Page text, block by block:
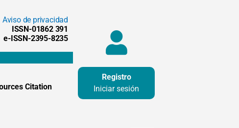
Aviso de privacidad
ISSN-01862 391
e-ISSN-2395-8235
Citation
Registro
Iniciar sesión